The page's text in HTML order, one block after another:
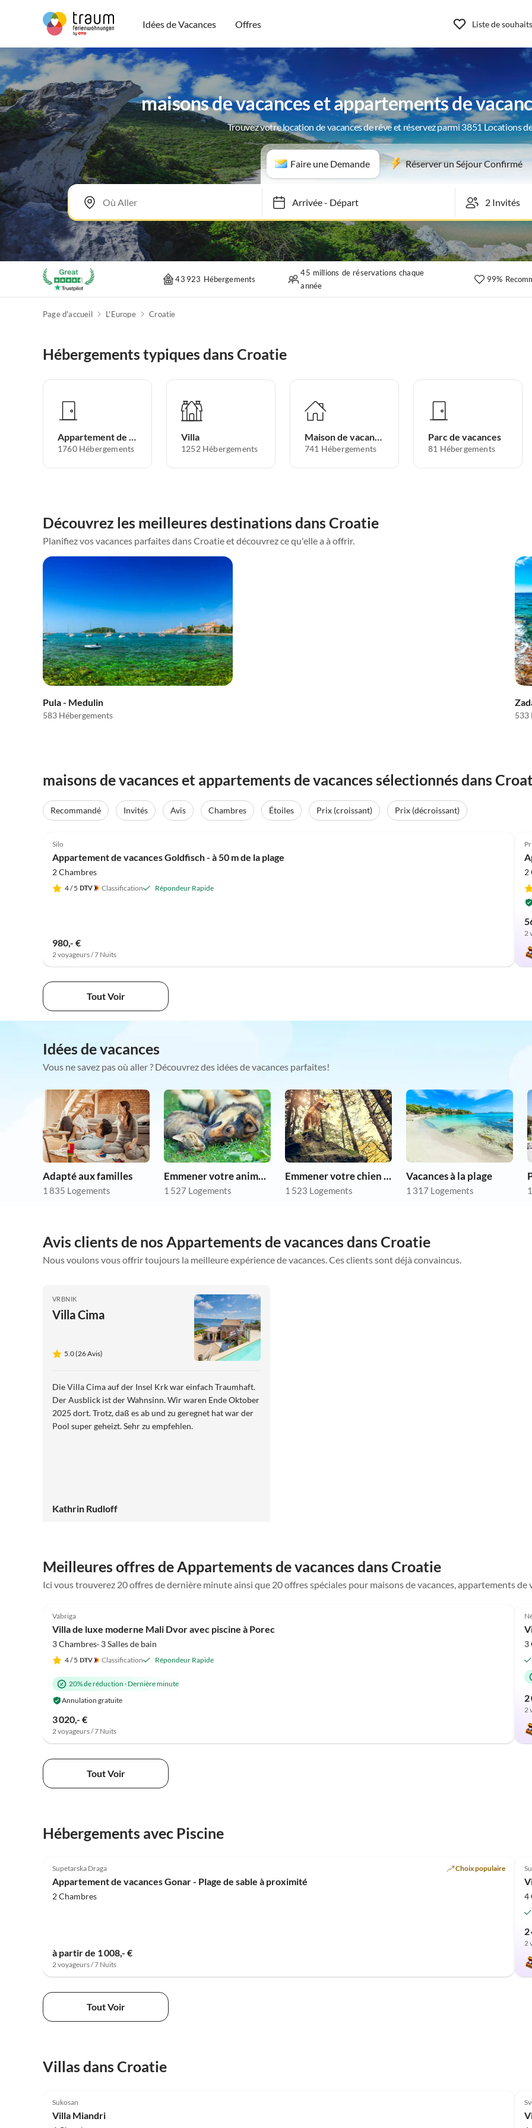
Idées de Vacances Offres Liste de souhaits
maisons de vacances et appartements de
Trouvez votre location de vacances de rêve et réservez parmi 3851 Locations
Faire une Demande Réserver un Séjour Confirmé
Arrivée- Départ
43 923 Hébergements
45 millions de réservations chaque
année
99%
Page d'accueil L'Europe Croatie
Hébergements typiques dans Croatie
Appartement de vacances
1760 Hébergements
Villa
1252 Hébergements
Maison de vacances
741 Hébergements
Parc de vacances
81 Hébergements
Découvrez les meilleures destinations dans Croatie
Planifiez vos vacances parfaites dans Croatie et découvrez ce qu'elle a à offrir.
Pula - Medulin
583 Hébergements 533
maisons de vacances et appartements de vacances sélectionnés dans
Recommandé Invités Avis Chambres Étoiles Prix (croissant) Prix (décroissant)
Silo
Appartement de vacances Goldfisch - à 50 m de la plage
2 Chambres
4/ 5 Classification Répondeur Rapide
980,- €
2 voyageurs / 7 Nuits
2
2
Tout Voir
Idées de vacances
Vous ne savez pas où aller ? Découvrez des idées de vacances parfaites!
Adapté aux familles
1 835 Logements
Emmener votre animal en vacances
1 527 Logements
Emmener votre chien en vacances
1 523 Logements
Vacances à la plage
1 317 Logements
Avis clients de nos Appartements de vacances dans Croatie
Nous voulons vous offrir toujours la meilleure expérience de vacances. Ces clients sont déjà convaincus.
VRBNIK
Villa Cima
5.0 (26 Avis)
Die Villa Cima auf der Insel Krk war einfach Traumhaft.
Der Ausblick ist der Wahnsinn. Wir waren Ende Oktober
2025 dort. Trotz, daß es ab und zu geregnet hat war der
Pool super geheizt. Sehr zu empfehlen.
Kathrin Rudloff
Meilleures offres de Appartements de vacances dans Croatie
Ici vous trouverez 20 offres de dernière minute ainsi que 20 offres spéciales pour maisons de vacances, appartements de
Meilleure
Vabriga
Villa de luxe moderne Mali Dvor avec piscine à Porec
3 Chambres· 3 Salles de bain
4/ 5 Classification Répondeur Rapide
20% de réduction · Dernière minute
Annulation gratuite
3 020,- €
2 voyageurs / 7 Nuits
3
2
2
Tout Voir
Hébergements avec Piscine
Supetarska Draga Choix populaire
Appartement de vacances Gonar - Plage de sable à proximité
2 Chambres
à partir de 1 008,- €
2 voyageurs / 7 Nuits
4
2
2
Tout Voir
Villas dans Croatie
Sukosan
Villa Miandri